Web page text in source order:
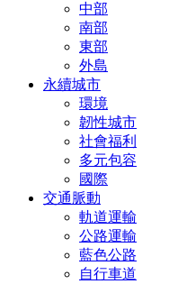
中部
南部
東部
外島
永續城市
環境
韌性城市
社會福利
多元包容
國際
交通脈動
軌道運輸
公路運輸
藍色公路
自行車道